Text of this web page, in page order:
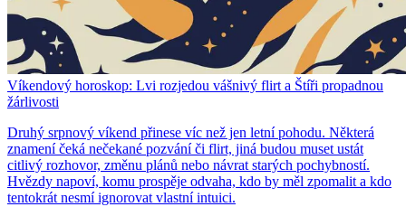
Víkendový horoskop: Lvi rozjedou vášnivý flirt a Štíři propadnou
žárlivosti
Druhý srpnový víkend přinese víc než jen letní pohodu. Některá
znamení čeká nečekané pozvání či flirt, jiná budou muset ustát
citlivý rozhovor, změnu plánů nebo návrat starých pochybností.
Hvězdy napoví, komu prospěje odvaha, kdo by měl zpomalit a kdo
tentokrát nesmí ignorovat vlastní intuici.